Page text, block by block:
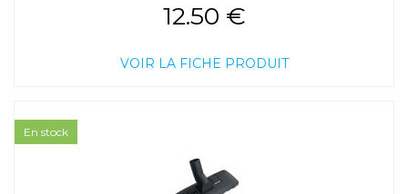
12.50 €
VOIR LA FICHE PRODUIT
En stock